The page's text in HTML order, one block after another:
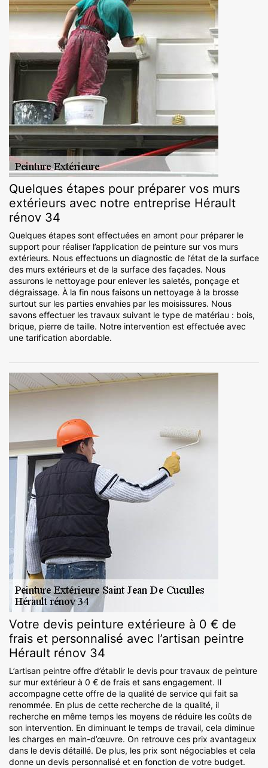
Quelques étapes pour préparer vos murs
extérieurs avec notre entreprise Hérault
rénov 34
Quelques étapes sont effectuées en amont pour préparer le
support pour réaliser l’application de peinture sur vos murs
extérieurs. Nous effectuons un diagnostic de l’état de la surface
des murs extérieurs et de la surface des façades. Nous
assurons le nettoyage pour enlever les saletés, ponçage et
dégraissage. À la fin nous faisons un nettoyage à la brosse
surtout sur les parties envahies par les moisissures. Nous
savons effectuer les travaux suivant le type de matériau : bois,
brique, pierre de taille. Notre intervention est effectuée avec
une tarification abordable.
Votre devis peinture extérieure à 0 € de
frais et personnalisé avec l’artisan peintre
Hérault rénov 34
L’artisan peintre offre d’établir le devis pour travaux de peinture
sur mur extérieur à 0 € de frais et sans engagement. Il
accompagne cette offre de la qualité de service qui fait sa
renommée. En plus de cette recherche de la qualité, il
recherche en même temps les moyens de réduire les coûts de
son intervention. En diminuant le temps de travail, cela diminue
les charges en main-d’œuvre. On retrouve ces prix avantageux
dans le devis détaillé. De plus, les prix sont négociables et cela
donne un devis personnalisé et en fonction de votre budget.